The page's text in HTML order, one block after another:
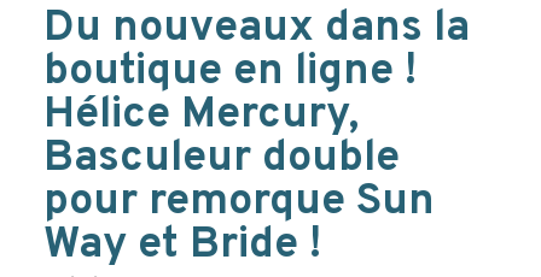
Du nouveaux dans la
boutique en ligne !
Hélice Mercury,
Basculeur double
pour remorque Sun
Way et Bride !